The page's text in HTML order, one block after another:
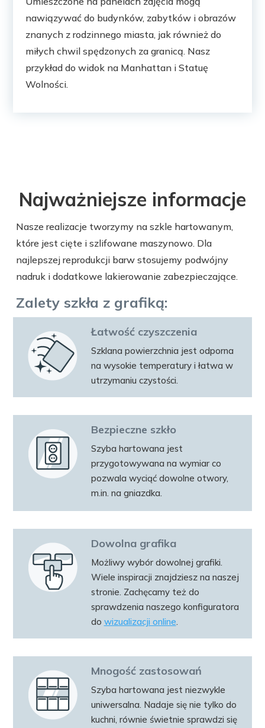
nawiązywać do budynków, zabytków i obrazów
znanych z rodzinnego miasta, jak również do
miłych chwil spędzonych za granicą. Nasz
przykład do widok na Manhattan i Statuę
Wolności.
Najważniejsze informacje
Nasze realizacje tworzymy na szkle hartowanym,
które jest cięte i szlifowane maszynowo. Dla
najlepszej reprodukcji barw stosujemy podwójny
nadruk i dodatkowe lakierowanie zabezpieczające.
Zalety szkła z grafiką:
Łatwość czyszczenia
Szklana powierzchnia jest odporna
na wysokie temperatury i łatwa w
utrzymaniu czystości.
Bezpieczne szkło
Szyba hartowana jest
przygotowywana na wymiar co
pozwala wyciąć dowolne otwory,
m.in. na gniazdka.
Dowolna grafika
Możliwy wybór dowolnej grafiki.
Wiele inspiracji znajdziesz na naszej
stronie. Zachęcamy też do
sprawdzenia naszego konfiguratora
do wizualizacji online.
Mnogość zastosowań
Szyba hartowana jest niezwykle
uniwersalna. Nadaje się nie tylko do
kuchni, równie świetnie sprawdzi się